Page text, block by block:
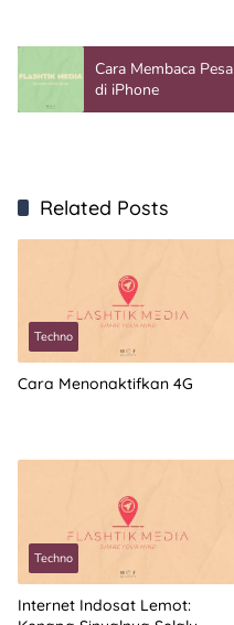
Cara Membaca
di iPhone
Related Posts
Techno
Cara Menonaktifkan 4G
Techno
Internet Indosat Lemot: